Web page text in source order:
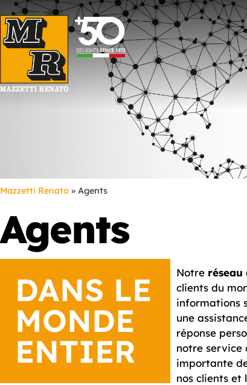
Mazzetti Renato » Agents
Agents
DANS LE
MONDE
ENTIER
Notre réseau
clients du
informations
une
réponse
notre service
importante
nos clients et